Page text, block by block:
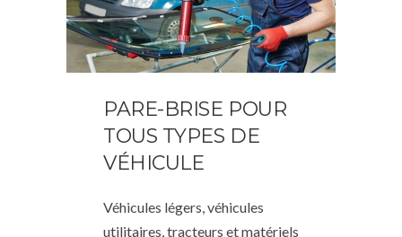
PARE-BRISE POUR
TOUS TYPES DE
VÉHICULE
Véhicules légers, véhicules
utilitaires, tracteurs et matériels